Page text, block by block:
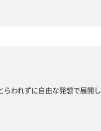
われずに自由な発想で展開し